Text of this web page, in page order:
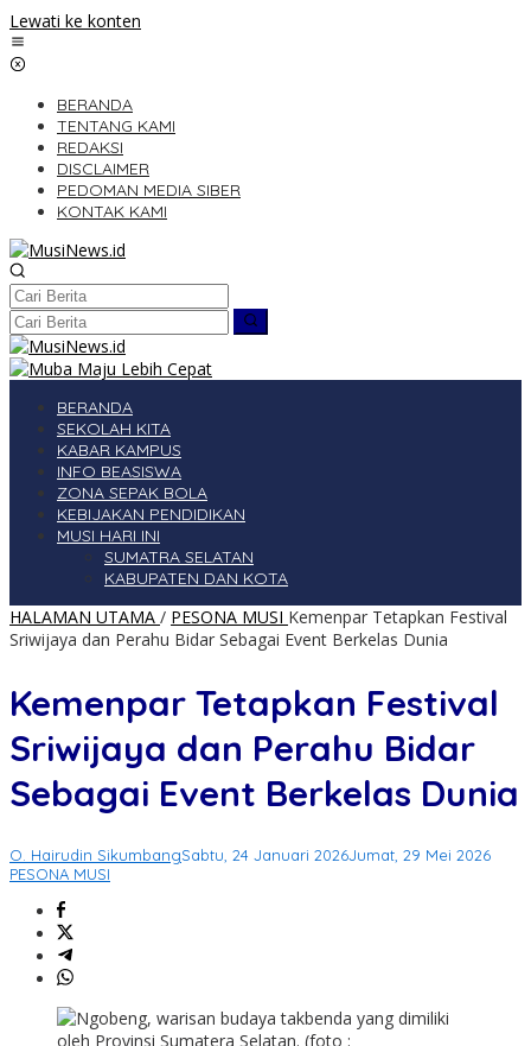
Lewati ke konten
BERANDA
TENTANG KAMI
REDAKSI
DISCLAIMER
PEDOMAN MEDIA SIBER
KONTAK KAMI
BERANDA
SEKOLAH KITA
KABAR KAMPUS
INFO BEASISWA
ZONA SEPAK BOLA
KEBIJAKAN PENDIDIKAN
MUSI HARI INI
SUMATRA SELATAN
KABUPATEN DAN KOTA
HALAMAN UTAMA / PESONA MUSI Kemenpar Tetapkan Festival
Sriwijaya dan Perahu Bidar Sebagai Event Berkelas Dunia
Kemenpar Tetapkan Festival
Sriwijaya dan Perahu Bidar
Sebagai Event Berkelas Dunia
O. Hairudin SikumbangSabtu, 24 Januari 2026Jumat, 29 Mei 2026
PESONA MUSI